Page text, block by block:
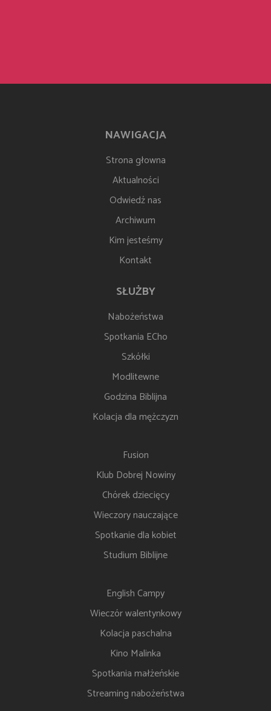
NAWIGACJA
Strona głowna
Aktualności
Odwiedź nas
Archiwum
Kim jesteśmy
Kontakt
SŁUŻBY
Nabożeństwa
Spotkania ECho
Szkółki
Modlitewne
Godzina Biblijna
Kolacja dla mężczyzn
Fusion
Klub Dobrej Nowiny
Chórek dziecięcy
Wieczory nauczające
Spotkanie dla kobiet
Studium Biblijne
English Campy
Wieczór walentynkowy
Kolacja paschalna
Kino Malinka
Spotkania małżeńskie
Streaming nabożeństwa